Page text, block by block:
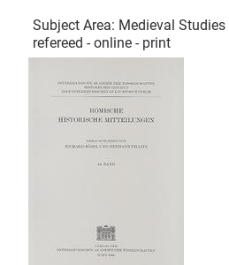
Subject Area: Medieval Studies
refereed - online - print